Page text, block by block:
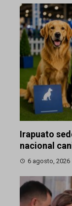
Irapuato
nacional
6 agosto, 2026